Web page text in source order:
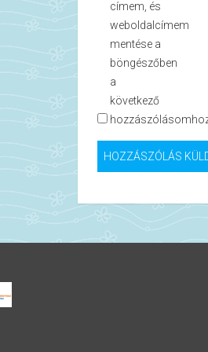
címem, és
weboldalcímem
mentése a
böngészőben
a
következő